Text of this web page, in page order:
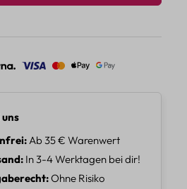
Ab 35 € Warenwert
In 3-4 Werktagen bei dir!
Ohne Risiko